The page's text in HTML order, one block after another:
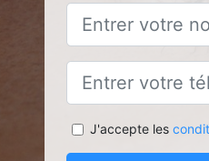
J'accepte les